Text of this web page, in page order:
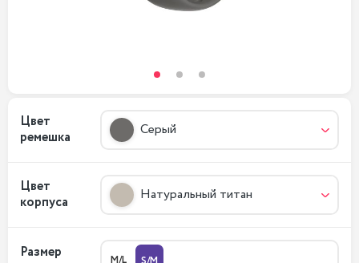
Цвет
ремешка
Серый
Цвет
корпуса
Натуральный титан
Размер
M/L